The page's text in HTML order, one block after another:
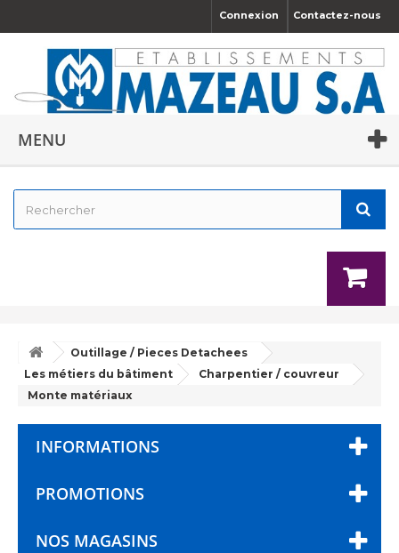
Contactez-nous
Connexion
MENU
Outillage / Pieces Detachees
Les métiers du bâtiment
Charpentier / couvreur
Monte matériaux
INFORMATIONS
PROMOTIONS
NOS MAGASINS